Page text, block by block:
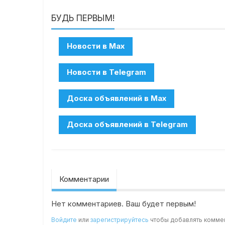
БУДЬ ПЕРВЫМ!
Комментарии
Нет комментариев. Ваш будет первым!
Войдите илизарегистрируйтесь чтобы добавлять